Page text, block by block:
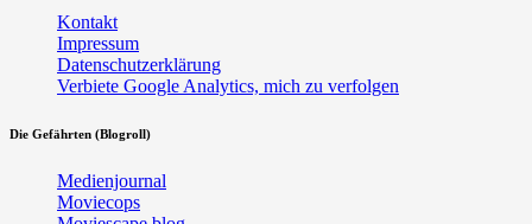
Kontakt
Impressum
Datenschutzerklärung
Verbiete Google Analytics, mich zu verfolgen
Die Gefährten (Blogroll)
Medienjournal
Moviecops